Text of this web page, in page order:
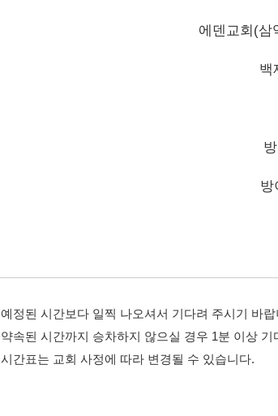
에덴교회(삼
백
방
예정된 시간보다 일찍 나오셔서 기다려 주시기 바랍
약속된 시간까지 승차하지 않으실 경우 1분 이상
시간표는 교회 사정에 따라 변경될 수 있습니다.